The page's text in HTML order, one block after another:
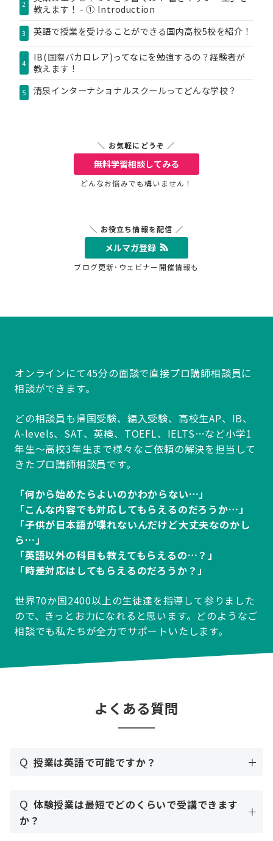
2
教えます！ - ① Introduction
3 英語で授業を受けることができる国内高校5校を紹介！
4
IB(国際バカロレア)ってなにを勉強するの？経験者が
教えます！
5 清泉インターナショナルスクールってどんな学校？
＼ お気軽にどうぞ ／
無料学習相談してみる
どんなお悩みでも構いません！
＼ お役立ち情報を配信 ／
メルマガ登録
ブログ更新･ウェビナー開催情報も
オンラインにて45分の面談で直接プロ講師相談員に
相談ができます。
どの相談員も帰国受験、編入受験、高校生AP、IB、
A-levels、SAT、英検、TOEFL、IELTS…など小学1
年生～高校3年生まで様々なご依頼の解決を担当して
きたプロ講師相談員です。
「何から始めたらよいのかわからない…」
「こんな内容でも対応してもらえるのだろうか…」
「子供が日本語が喋れないんだけど大丈夫なのかし
ら…」
「英語以外の科目も教えてもらえるの…？」
「時差対応はしてもらえるのだろうか？」
世界70か国2400以上の生徒達を指導して参りました
ので、きっとお力になれると思います。どのようなご
相談でも私たちが全力でサポートいたします。
よくある質問
Q 授業は英語で可能ですか？
Q 体験授業は最短でどのくらいで受講できます
か？